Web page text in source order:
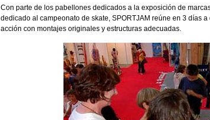
Con parte de los pabellones dedicados a la exposición de
dedicado al campeonato de skate, SPORTJAM reúne en 3 días
acción con montajes originales y estructuras adecuadas.